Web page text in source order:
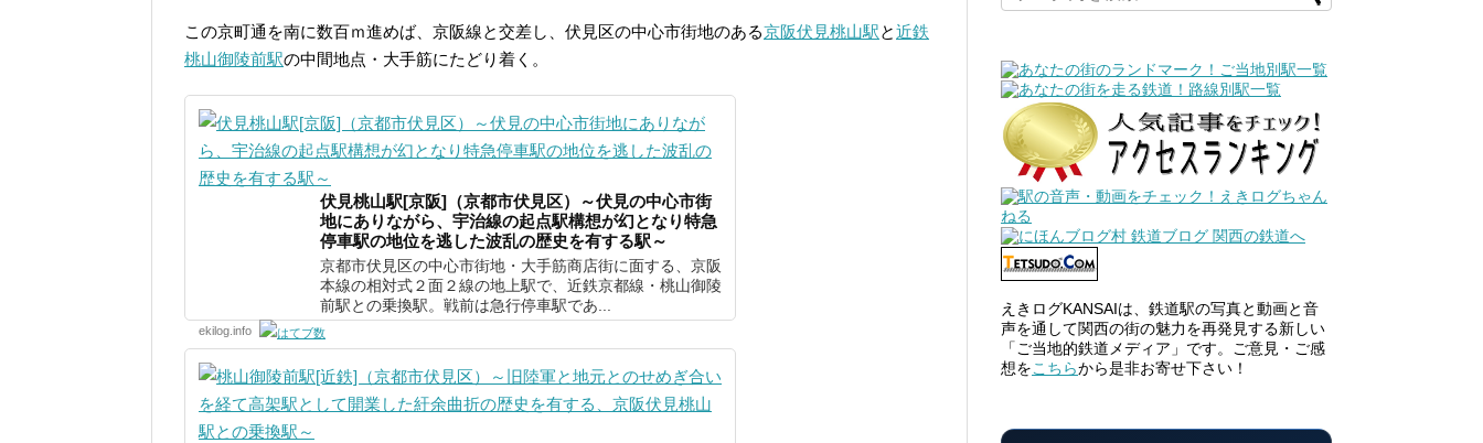
この京町通を南に数百ｍ進めば、京阪線と交差し、伏見区の中心市街地のある京阪伏見桃山駅と近鉄
桃山御陵前駅の中間地点・大手筋にたどり着く。
伏見桃山駅[京阪]（京都市伏見区）～伏見の中心市街
地にありながら、宇治線の起点駅構想が幻となり特急
停車駅の地位を逃した波乱の歴史を有する駅～
京都市伏見区の中心市街地・大手筋商店街に面する、京阪
本線の相対式２面２線の地上駅で、近鉄京都線・桃山御陵
前駅との乗換駅。戦前は急行停車駅であ...
ekilog.info
えきログKANSAIは、鉄道駅の写真と動画と音
声を通して関西の街の魅力を再発見する新しい
「ご当地的鉄道メディア」です。ご意見・ご感
想をこちらから是非お寄せ下さい！